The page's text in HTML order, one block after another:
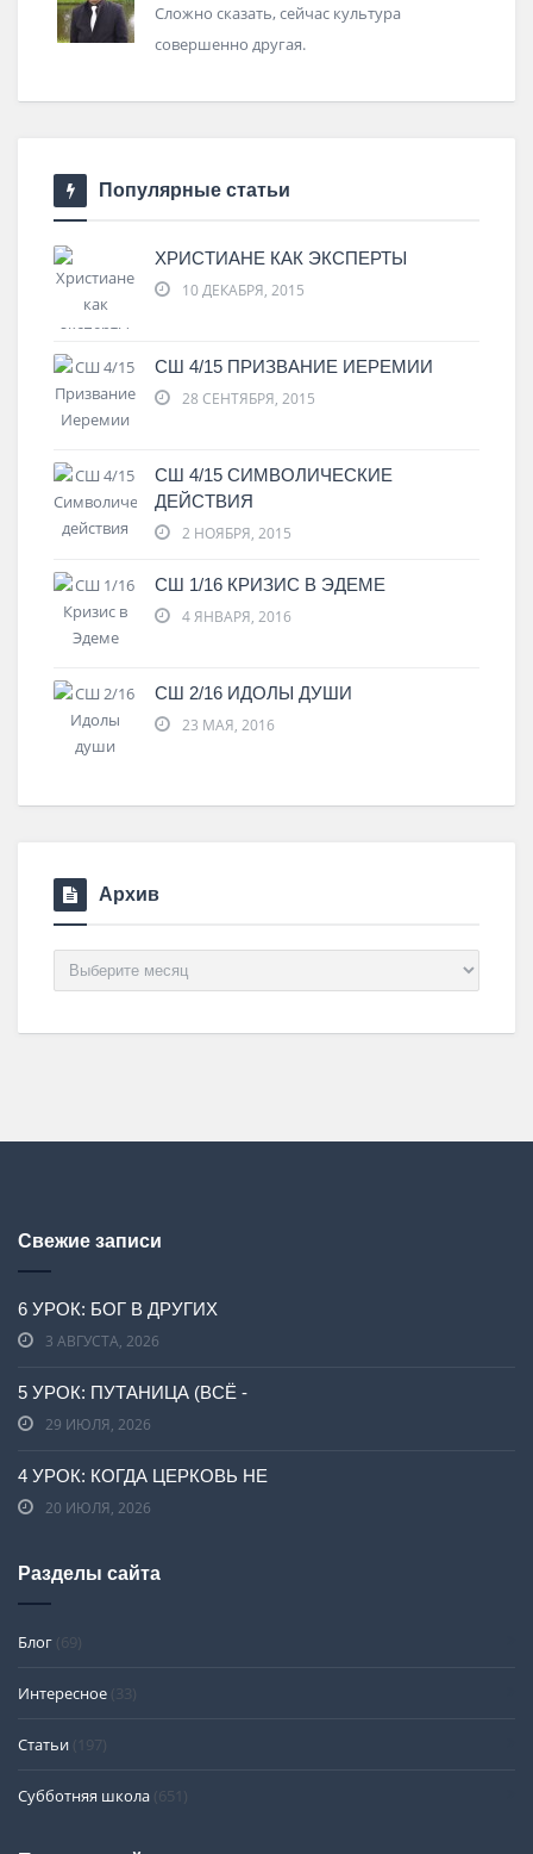
Сложно сказать, сейчас культура
совершенно другая.
Популярные статьи
ХРИСТИАНЕ КАК ЭКСПЕРТЫ
10 ДЕКАБРЯ, 2015
СШ 4/15 ПРИЗВАНИЕ ИЕРЕМИИ
28 СЕНТЯБРЯ, 2015
СШ 4/15 СИМВОЛИЧЕСКИЕ
ДЕЙСТВИЯ
2 НОЯБРЯ, 2015
СШ 1/16 КРИЗИС В ЭДЕМЕ
4 ЯНВАРЯ, 2016
СШ 2/16 ИДОЛЫ ДУШИ
23 МАЯ, 2016
Архив
Архив
Свежие записи
6 УРОК: БОГ В ДРУГИХ
3 АВГУСТА, 2026
5 УРОК: ПУТАНИЦА (ВСЁ -
29 ИЮЛЯ, 2026
4 УРОК: КОГДА ЦЕРКОВЬ НЕ
20 ИЮЛЯ, 2026
Разделы сайта
Блог (69)
Интересное (33)
Статьи (197)
Субботняя школа (651)